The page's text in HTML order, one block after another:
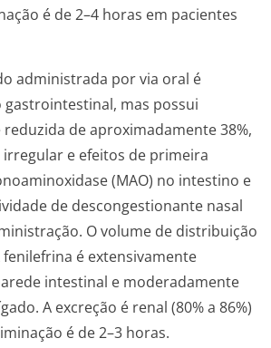
é de 2–4 horas em pacientes
administrada por via oral é
mas possui
de aproximadamente 38%,
e efeitos de primeira
(MAO) no intestino e
de descongestionante nasal
O volume de distribuição
fenilefrina é extensivamente
intestinal e moderadamente
A excreção é renal (80% a 86%)
é de 2–3 horas.